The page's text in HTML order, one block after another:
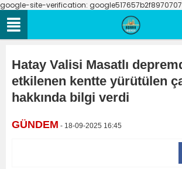
google-site-verification:
Hatay Valisi Masatlı
etkilenen kentte yürütülen
hakkında bilgi verdi
GÜNDEM - 18-09-2025 16:45